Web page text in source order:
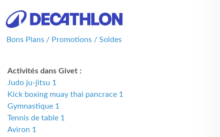
Bons Plans / Promotions / Soldes
Activités dans Givet :
Judo ju-jitsu 1
Kick boxing muay thai pancrace 1
Gymnastique 1
Tennis de table 1
Aviron 1